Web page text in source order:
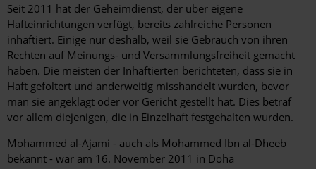
Seit 2011 hat der Geheimdienst, der über eigene
Hafteinrichtungen verfügt, bereits zahlreiche Personen
inhaftiert. Einige nur deshalb, weil sie Gebrauch von ihren
Rechten auf Meinungs- und Versammlungsfreiheit gemacht
haben. Die meisten der Inhaftierten berichteten, dass sie in
Haft gefoltert und anderweitig misshandelt wurden, bevor
man sie angeklagt oder vor Gericht gestellt hat. Dies betraf
vor allem diejenigen, die in Einzelhaft festgehalten wurden.
Mohammed al-Ajami - auch als Mohammed Ibn al-Dheeb
bekannt - war am 16. November 2011 in Doha